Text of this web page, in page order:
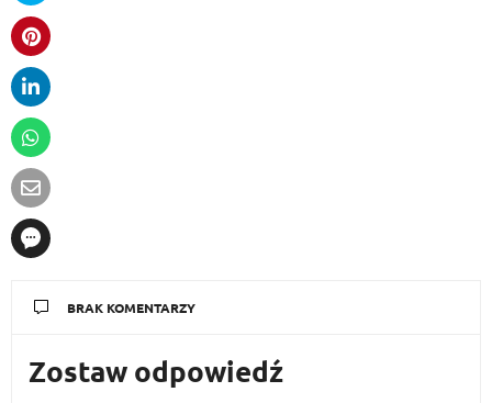
BRAK KOMENTARZY
Zostaw odpowiedź